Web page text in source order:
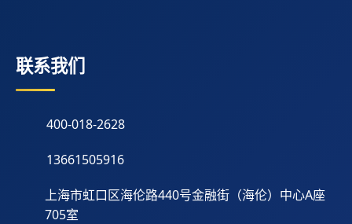
联系我们
400-018-2628
13661505916
上海市虹口区海伦路440号金融街（海伦）中心A座
705室